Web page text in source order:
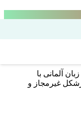
آلمانی با
غیرمجاز و